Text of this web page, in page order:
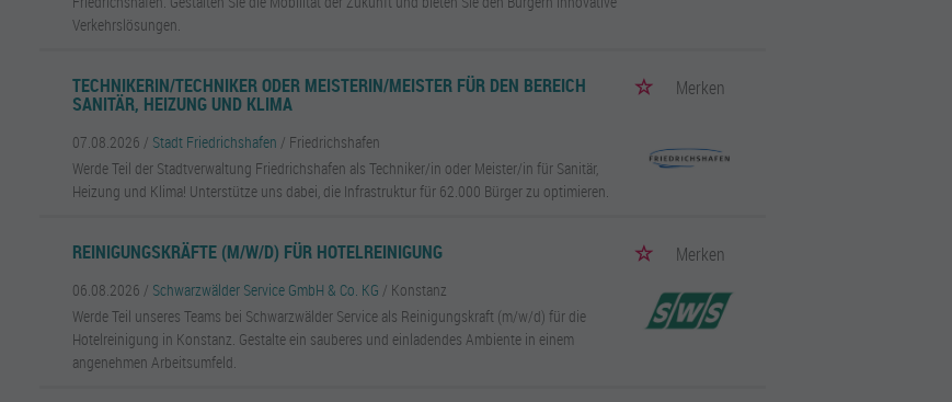
Verkehrslösungen.
TECHNIKERIN/TECHNIKER ODER MEISTERIN/MEISTER FÜR DEN BEREICH
SANITÄR, HEIZUNG UND KLIMA
Merken
07.08.2026 / Stadt Friedrichshafen / Friedrichshafen
Werde Teil der Stadtverwaltung Friedrichshafen als Techniker/in oder Meister/in für Sanitär,
Heizung und Klima! Unterstütze uns dabei, die Infrastruktur für 62.000 Bürger zu optimieren.
REINIGUNGSKRÄFTE (M/W/D) FÜR HOTELREINIGUNG Merken
06.08.2026 / Schwarzwälder Service GmbH & Co. KG / Konstanz
Werde Teil unseres Teams bei Schwarzwälder Service als Reinigungskraft (m/w/d) für die
Hotelreinigung in Konstanz. Gestalte ein sauberes und einladendes Ambiente in einem
angenehmen Arbeitsumfeld.